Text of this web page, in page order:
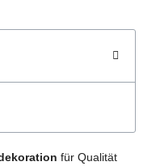
für Qualität